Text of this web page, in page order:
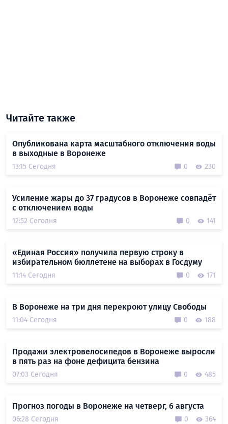
Читайте также
Опубликована карта масштабного отключения воды
в выходные в Воронеже
13:15 Сегодня 0 230
Усиление жары до 37 градусов в Воронеже совпадёт
с отключением воды
12:52 Сегодня 0 141
«Единая Россия» получила первую строку в
избирательном бюллетене на выборах в Госдуму
11:14 Сегодня 0 171
В Воронеже на три дня перекроют улицу Свободы
11:04 Сегодня 0 188
Продажи электровелосипедов в Воронеже выросли
в пять раз на фоне дефицита бензина
07:03 Сегодня 0 485
Прогноз погоды в Воронеже на четверг, 6 августа
06:28 Сегодня 0 364